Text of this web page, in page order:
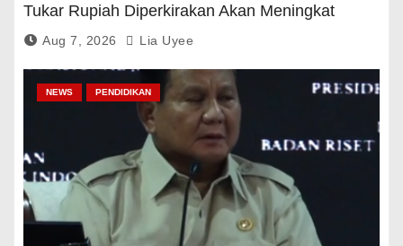
Tukar Rupiah Diperkirakan Akan Meningkat
Aug 7, 2026 Lia Uyee
NEWS PENDIDIKAN